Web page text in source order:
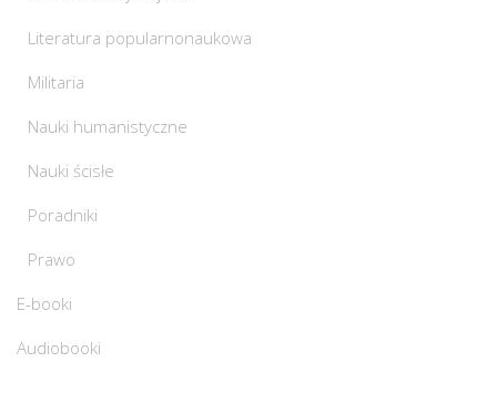
Literatura popularnonaukowa
Militaria
Nauki humanistyczne
Nauki ścisłe
Poradniki
Prawo
E-booki
Audiobooki